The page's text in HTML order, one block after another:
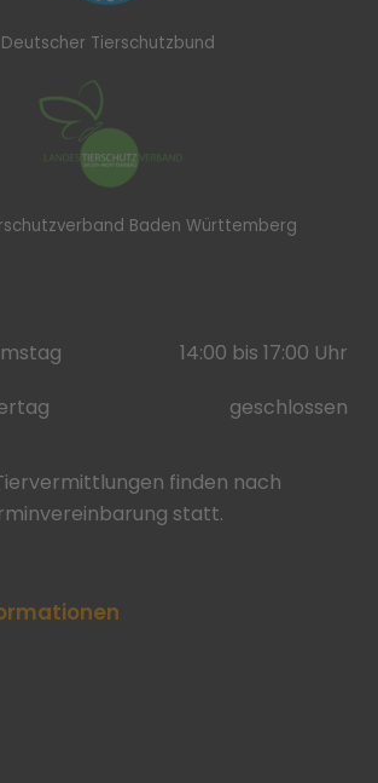
Deutscher Tierschutzbund
Baden Württemberg
14:00 bis 17:00 Uhr
geschlossen
finden nach
statt.